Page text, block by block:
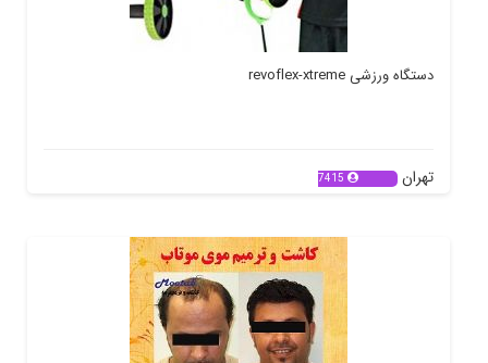
دستگاه ورزشی revoflex-xtreme
تهران 7415